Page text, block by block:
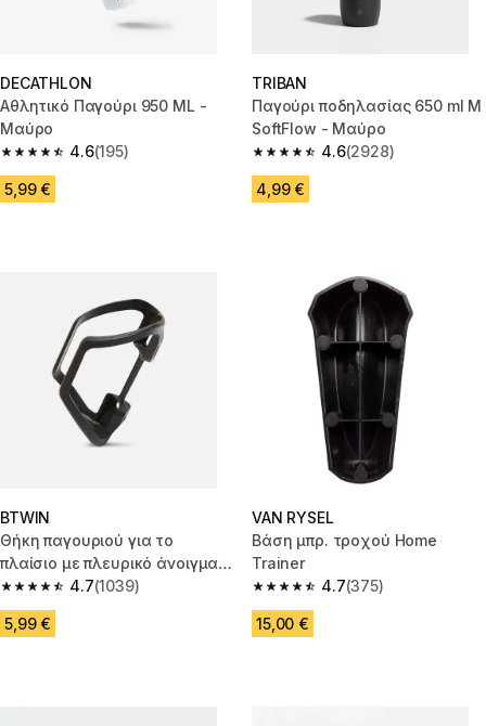
DECATHLON
Αθλητικό Παγούρι 950 ML -
Μαύρο
4.6
4.6 out of 5 stars from 195 reviews
(195)
5,99 €
TRIBAN
Παγούρι ποδηλασίας 650 ml M
SoftFlow - Μαύρο
4.6
4.6 out of 5 stars from 2928
(2928)
4,99 €
BTWIN
Θήκη παγουριού για το
πλαίσιο με πλευρικό άνοιγμα
για παγούρι 380ml.
4.7
4.7 out of 5 stars from 1039 reviews
(1039)
5,99 €
VAN RYSEL
Βάση μπρ. τροχού Home
Trainer
4.7
4.7 out of 5 stars from 375
(375)
15,00 €